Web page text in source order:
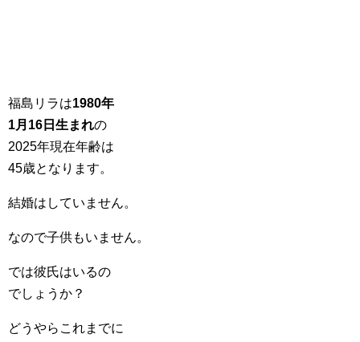
福島リラは1980年
1月16日生まれの
2025年現在年齢は
45歳となります。
結婚はしていません。
なので子供もいません。
では彼氏はいるの
でしょうか？
どうやらこれまでに